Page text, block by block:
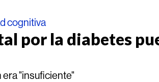
cognitiva
por la diabetes
"insuficiente"